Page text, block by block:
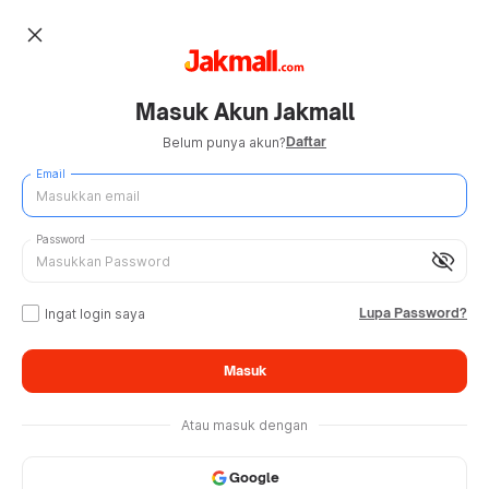
close
Masuk Akun Jakmall
Belum punya akun?Daftar
Email
visibility_off
Password
Ingat login saya Lupa Password?
Masuk
Atau masuk dengan
Google